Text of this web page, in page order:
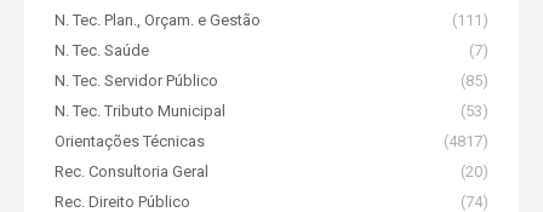
N. Tec. Plan., Orçam. e Gestão
(111)
N. Tec. Saúde
(7)
N. Tec. Servidor Público
(85)
N. Tec. Tributo Municipal
(53)
Orientações Técnicas
(4817)
Rec. Consultoria Geral
(20)
Rec. Direito Público
(74)